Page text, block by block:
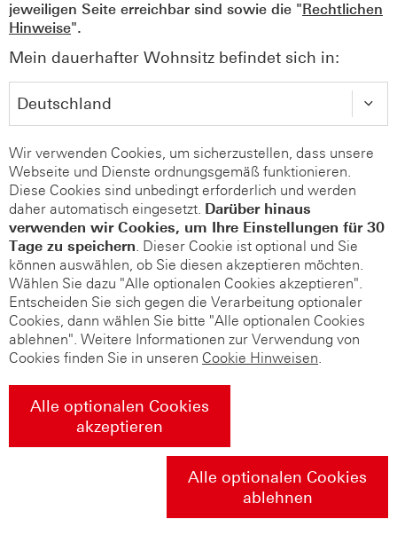
jeweiligen Seite erreichbar sind sowie die "Rechtlichen
Hinweise".
Mein dauerhafter Wohnsitz befindet sich in:
Wir verwenden Cookies, um sicherzustellen, dass unsere
Webseite und Dienste ordnungsgemäß funktionieren.
Diese Cookies sind unbedingt erforderlich und werden
daher automatisch eingesetzt. Darüber hinaus
verwenden wir Cookies, um Ihre Einstellungen für 30
Tage zu speichern. Dieser Cookie ist optional und Sie
können auswählen, ob Sie diesen akzeptieren möchten.
Wählen Sie dazu "Alle optionalen Cookies akzeptieren".
Entscheiden Sie sich gegen die Verarbeitung optionaler
Cookies, dann wählen Sie bitte "Alle optionalen Cookies
ablehnen". Weitere Informationen zur Verwendung von
Cookies finden Sie in unseren Cookie Hinweisen.
Alle optionalen Cookies
akzeptieren
Alle optionalen Cookies
ablehnen